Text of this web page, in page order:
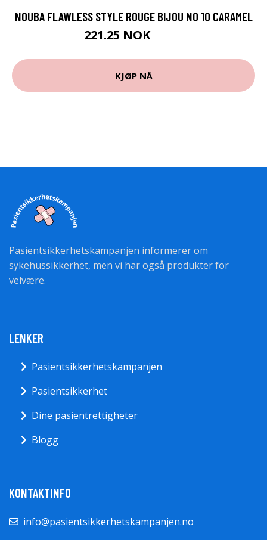
NOUBA FLAWLESS STYLE ROUGE BIJOU NO 10 CARAMEL
221.25 NOK
KJØP NÅ
Pasientsikkerhetskampanjen informerer om
sykehussikkerhet, men vi har også produkter for
velvære.
LENKER
Pasientsikkerhetskampanjen
Pasientsikkerhet
Dine pasientrettigheter
Blogg
KONTAKTINFO
info@pasientsikkerhetskampanjen.no